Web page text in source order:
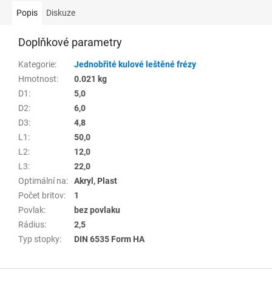
Popis Diskuze
Doplňkové parametry
Kategorie:
Jednobřité kulové leštěné frézy
Hmotnost:
0.021 kg
D1 :
5,0
D2:
6,0
D3:
4,8
L1 :
50,0
L2:
12,0
L3:
22,0
Optimální na:
Akryl, Plast
Počet britov:
1
Povlak:
bez povlaku
Rádius:
2,5
Typ stopky: DIN 6535 Form HA